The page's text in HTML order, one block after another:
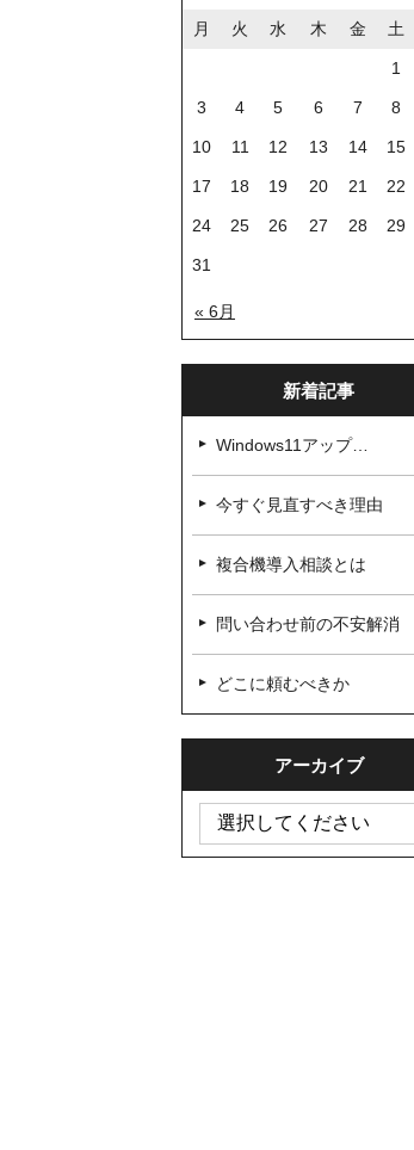
月 火 水 木 金 土
« 6月
1
3 4 5 6 7 8
10 11 12 13 14 15
17 18 19 20 21 22
24 25 26 27 28 29
31
新着記事
Windows11アップ…
今すぐ見直すべき理由
複合機導入相談とは
問い合わせ前の不安解消
どこに頼むべきか
アーカイブ